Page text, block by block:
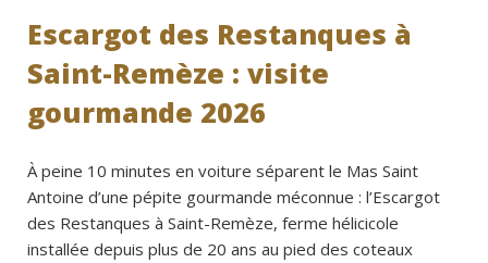
Escargot des Restanques à
Saint-Remèze : visite
gourmande 2026
À peine 10 minutes en voiture séparent le Mas Saint
Antoine d’une pépite gourmande méconnue : l’Escargot
des Restanques à Saint-Remèze, ferme hélicicole
installée depuis plus de 20 ans au pied des coteaux